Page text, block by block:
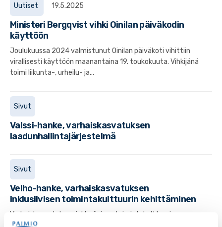
Uutiset 19.5.2025
Ministeri Bergqvist vihki Oinilan päiväkodin
käyttöön
Joulukuussa 2024 valmistunut Oinilan päiväkoti vihittiin
virallisesti käyttöön maanantaina 19. toukokuuta. Vihkijänä
toimi liikunta-, urheilu- ja...
Sivut
Valssi-hanke, varhaiskasvatuksen
laadunhallintajärjestelmä
Sivut
Velho-hanke, varhaiskasvatuksen
inklusiivisen toimintakulttuurin kehittäminen
Varhaiskasvatuksen inklusiivisen toimintakulttuurin
kehittäminen opetus- ja kulttuuriministeriön myöntämän